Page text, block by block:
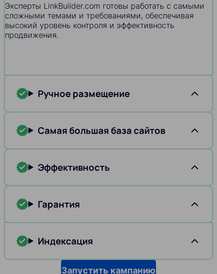
Эксперты LinkBuilder.com готовы работать с самыми
сложными темами и требованиями, обеспечивая
высокий уровень контроля и эффективность
продвижения.
Ручное размещение
Самая большая база сайтов
Эффективность
Гарантия
Индексация
Запустить кампанию